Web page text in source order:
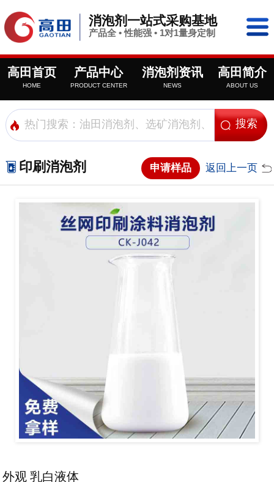
消泡剂一站式采购基地
产品全 • 性能强 • 1对1量身定制
高田首页
HOME
产品中心
PRODUCT CENTER
消泡剂资讯
NEWS
高田简介
ABOUT US
印刷消泡剂 申请样品 返回上一页
外观 乳白液体